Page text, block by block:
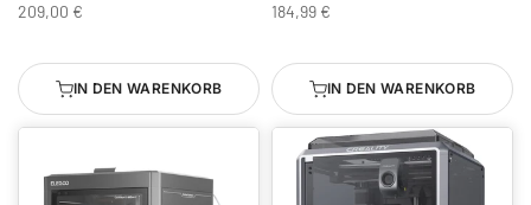
209,00 €
IN DEN WARENKORB
184,99 €
IN DEN WARENKORB